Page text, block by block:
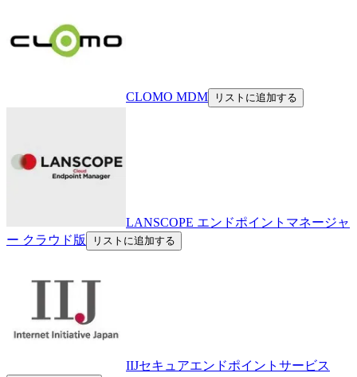
CLOMO MDM リストに追加する
LANSCOPE エンドポイントマネージャ
ー クラウド版
リストに追加する
IIJセキュアエンドポイントサービス